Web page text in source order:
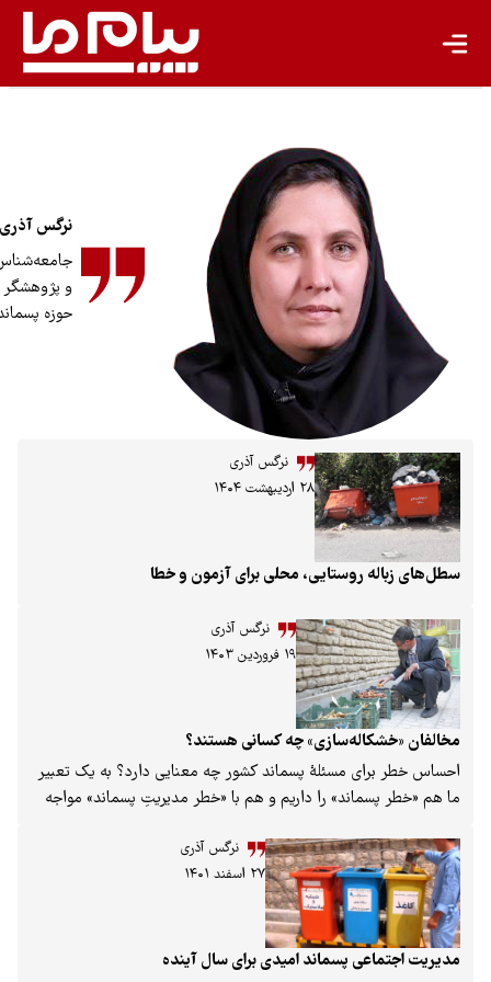
تجدیدپذیر
باشگاه نویسندگان
نرگس آذری
جامعه‌شناس
و پژوهشگر
حوزه پسماند
نرگس آذری
۲۸ اردیبهشت ۱۴۰۴
سطل­‌های زباله­ روستایی، محلی برای آزمون و خطا
نرگس آذری
۱۹ فروردین ۱۴۰۳
مخالفان «خشکاله‌سازی» چه کسانی هستند؟
احساس خطر برای مسئلهٔ پسماند کشور چه معنایی دارد؟ به یک تعبیر
ما هم «خطر پسماند» را داریم و هم با «خطر مدیریتِ پسماند» مواجه
خطرناک رها شده است، خطر در جلوی چشم ما قرار دارد، آلودگی آب و
خاک و هوا قطعاً با تولید هر پسماندی انتظار می‌رود مگر آنکه تدبیری
در پیشِ رو باشد. اما خطر مدیریت پسماند چیست؟ به تناظرِ چرخه‌ٔ
تولید و دفع پسماند، چرخهٔ دیگری نیز شکل گرفته است. این چرخهٔ
فرصت‌طلبانه از تعریف پروژه‌های عمرانی و فنی به امید تخصیص بودجه
نرگس آذری
۲۷ اسفند ۱۴۰۱
مدیریت اجتماعی پسماند امیدی برای سال آینده